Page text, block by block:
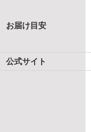
お届け目安
公式サイト